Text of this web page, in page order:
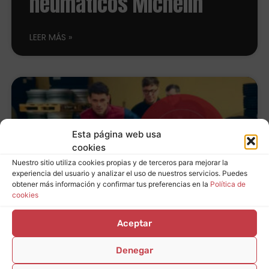
Esta página web usa
cookies
Nuestro sitio utiliza cookies propias y de terceros para mejorar la
experiencia del usuario y analizar el uso de nuestros servicios. Puedes
obtener más información y confirmar tus preferencias en la Política de
cookies
Aceptar
Denegar
LEER MÁS
(Finalizada) Corre, corre:
promo Goodyear en